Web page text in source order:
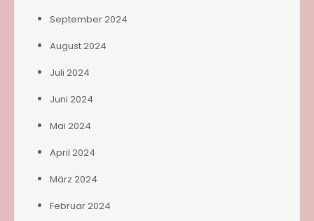
September 2024
August 2024
Juli 2024
Juni 2024
Mai 2024
April 2024
März 2024
Februar 2024